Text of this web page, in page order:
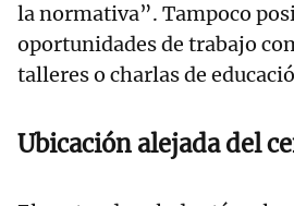
la normativa”. Tampoco
oportunidades de trabajo
talleres o charlas de
Ubicación alejada del